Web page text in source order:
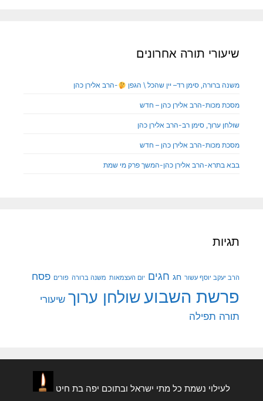
שיעורי תורה אחרונים
משנה ברורה, סימן רד– יין שהכל \ הגפן -הרב אלירן כהן
מסכת מכות-הרב אלירן כהן – חדש
שולחן ערוך, סימן רב-הרב אלירן כהן
מסכת מכות-הרב אלירן כהן – חדש
בבא בתרא-הרב אלירן כהן-המשך פרק מי שמת
תגיות
הרב יעקב יוסף עשור חג חגים יום העצמאות משנה ברורה פורים פסח
פרשת השבועשולחן ערוך שיעורי
תורה תפילה
לעילוי נשמת כל מתי ישראל ובתוכם יפה בת חיט